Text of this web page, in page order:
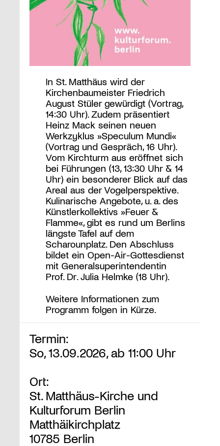
In St. Matthäus wird der
Kirchenbaumeister Friedrich
August Stüler gewürdigt (Vortrag,
14:30 Uhr). Zudem präsentiert
Heinz Mack seinen neuen
Werkzyklus »Speculum Mundi«
(Vortrag und Gespräch, 16 Uhr).
Vom Kirchturm aus eröffnet sich
bei Führungen (13, 13:30 Uhr & 14
Uhr) ein besonderer Blick auf das
Areal aus der Vogelperspektive.
Kulinarische Angebote, u. a. des
Künstlerkollektivs »Feuer &
Flamme«, gibt es rund um Berlins
längste Tafel auf dem
Scharounplatz. Den Abschluss
bildet ein Open-Air-Gottesdienst
mit Generalsuperintendentin
Prof. Dr. Julia Helmke (18 Uhr).
Weitere Informationen zum
Programm folgen in Kürze.
Termin:
So, 13.09.2026, ab 11:00 Uhr
Ort:
St. Matthäus-Kirche und
Kulturforum Berlin
Matthäikirchplatz
10785 Berlin